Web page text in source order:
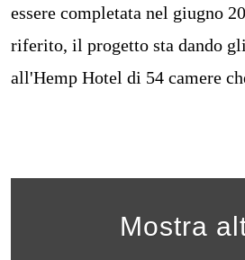
essere completata nel giugno
riferito, il progetto sta dando
all'Hemp Hotel di 54 camere
Mostra